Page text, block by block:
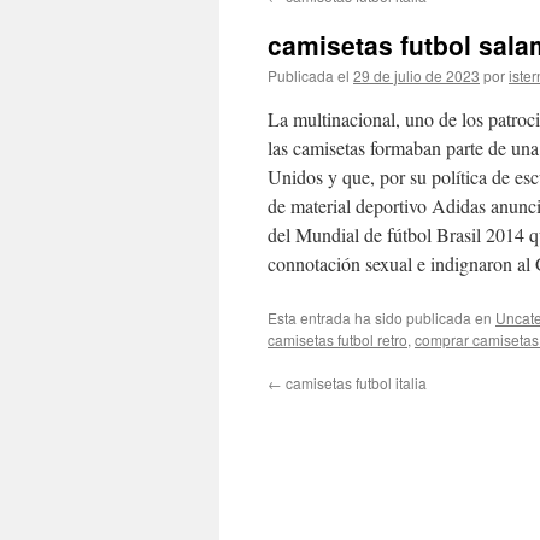
contenido
camisetas futbol
Publicada el 29 de julio de 2023 por
La multinacional, uno de los
las camisetas formaban parte de
Unidos y que, por su política de
de material deportivo Adidas
del Mundial de fútbol Brasil 2014
connotación sexual e indignaron al
Esta entrada ha sido publicada en
camisetas futbol retro, comprar
← camisetas futbol italia